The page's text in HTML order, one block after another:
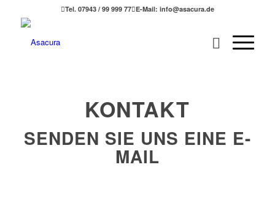
Tel. 07943 / 99 999 77 E-Mail: info@asacura.de
KONTAKT
SENDEN SIE UNS EINE E-
MAIL